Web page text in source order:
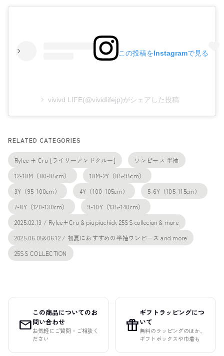
この投稿をInstagramで見る
vivivd LIFE(@vividlifejp)がシェアした投稿
RELATED CATEGORIES
Rylee + Cru [ライリーアンドクルー]
ワンピース 半袖
12-18M（80-85cm）
18M-2Y（85-95cm）
3Y（95-100cm）
4Y（100-105cm）
5-6Y（105-115cm）
7-8Y（120-130cm）
9-10Y（135-140cm）
2025.02.13 / Rylee+Cru & piupiuchick 25SS collecion & more
2025.06.05&06.12 / 初夏におすすめの半袖ワンピース and more
25SS COLLECTION
mail
この商品についてのお
問い合わせ
お気軽にご質問・ご相談く
ださい
featured_seasonal_and_gifts
ギフトラッピングにつ
いて
無料のラッピングのほか、
ギフトボックスや巾着も